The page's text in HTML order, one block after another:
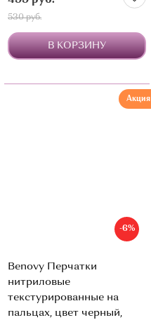
530 руб.
В КОРЗИНУ
-6%
Акция
Benovy Перчатки
нитриловые
текстурированные на
пальцах, цвет черный,